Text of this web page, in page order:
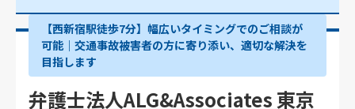
【西新宿駅徒歩7分】幅広いタイミングでのご相談が
可能｜交通事故被害者の方に寄り添い、適切な解決を
目指します
弁護士法人ALG&Associates 東京